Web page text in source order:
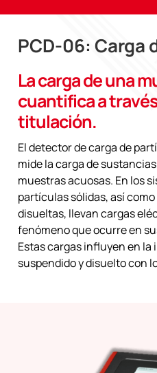
PCD-06: Carga
La carga de una
cuantifica a
titulación.
El detector de carga de
mide la carga de
muestras acuosas. En los
partículas sólidas, así
disueltas, llevan cargas
fenómeno que ocurre en
Estas cargas influyen en
suspendido y disuelto con